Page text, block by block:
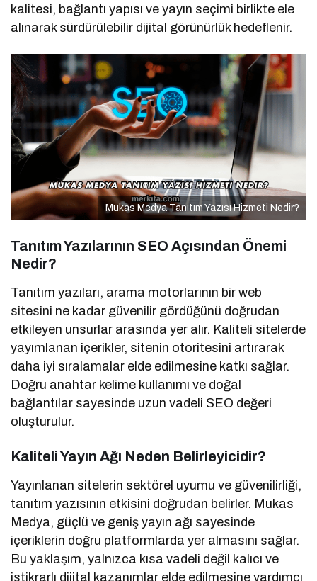
kalitesi, bağlantı yapısı ve yayın seçimi birlikte ele
alınarak sürdürülebilir dijital görünürlük hedeflenir.
Mukas Medya Tanıtım Yazısı Hizmeti Nedir?
Tanıtım Yazılarının SEO Açısından Önemi
Nedir?
Tanıtım yazıları, arama motorlarının bir web
sitesini ne kadar güvenilir gördüğünü doğrudan
etkileyen unsurlar arasında yer alır. Kaliteli sitelerde
yayımlanan içerikler, sitenin otoritesini artırarak
daha iyi sıralamalar elde edilmesine katkı sağlar.
Doğru anahtar kelime kullanımı ve doğal
bağlantılar sayesinde uzun vadeli SEO değeri
oluşturulur.
Kaliteli Yayın Ağı Neden Belirleyicidir?
Yayınlanan sitelerin sektörel uyumu ve güvenilirliği,
tanıtım yazısının etkisini doğrudan belirler. Mukas
Medya, güçlü ve geniş yayın ağı sayesinde
içeriklerin doğru platformlarda yer almasını sağlar.
Bu yaklaşım, yalnızca kısa vadeli değil kalıcı ve
istikrarlı dijital kazanımlar elde edilmesine yardımcı